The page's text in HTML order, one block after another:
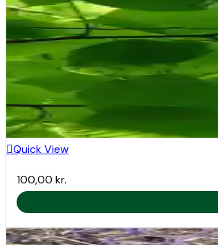
Gødning:
Tilfør kompost eller organisk
Beskæring:
Kun let beskæring for at fjerne
Naturlige Økosystemer
Bestøvere:
Bier og humlebier tiltrækkes af
Fugleliv:
Habitatværdi:
Quick View
100,00 kr.